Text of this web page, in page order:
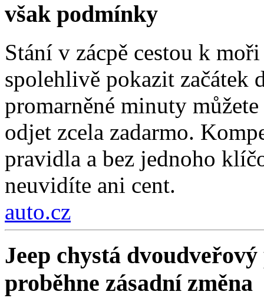
však podmínky
Stání v zácpě cestou k
spolehlivě pokazit začátek
promarněné minuty
odjet zcela zadarmo.
pravidla a bez jednoho
neuvidíte ani cent.
auto.cz
Jeep chystá
proběhne zásadní změna